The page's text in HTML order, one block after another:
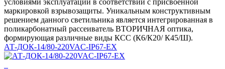
условиями эксплуатации в соответствии с присвоенной
маркировкой взрывозащиты. Уникальным конструктивным
решением данного светильника является интегрированная в
поликарбонатный рассеиватель ВТОРИЧНАЯ оптика,
формирующая различные виды КСС (К6/К20/ К45/Ш).
АТ-ДОК-14/80-220VAC-IP67-EX